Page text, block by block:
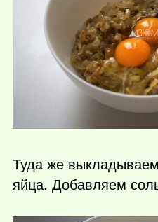
Туда же
яйца. Добавляем